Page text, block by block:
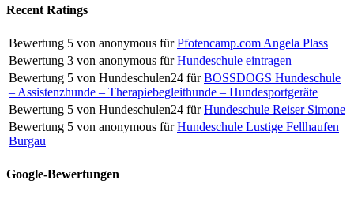
Recent Ratings
Bewertung 5 von anonymous für Pfotencamp.com Angela Plass
Bewertung 3 von anonymous für Hundeschule eintragen
Bewertung 5 von Hundeschulen24 für BOSSDOGS Hundeschule
– Assistenzhunde – Therapiebegleithunde – Hundesportgeräte
Bewertung 5 von Hundeschulen24 für Hundeschule Reiser Simone
Bewertung 5 von anonymous für Hundeschule Lustige Fellhaufen
Burgau
Google-Bewertungen